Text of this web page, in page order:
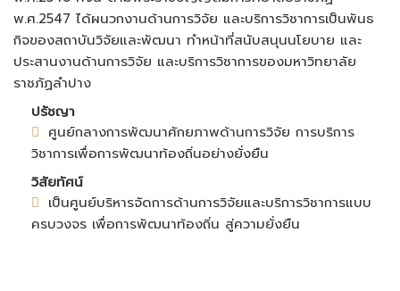
พ.ศ.2547 ได้ผนวกงานด้านการวิจัย และบริการวิชาการเป็นพันธ
กิจของสถาบันวิจัยและพัฒนา ทำหน้าที่สนับสนุนนโยบาย และ
ประสานงานด้านการวิจัย และบริการวิชาการของมหาวิทยาลัย
ราชภัฏลำปาง
ปรัชญา
ศูนย์กลางการพัฒนาศักยภาพด้านการวิจัย การบริการ
วิชาการเพื่อการพัฒนาท้องถิ่นอย่างยั่งยืน
วิสัยทัศน์
เป็นศูนย์บริหารจัดการด้านการวิจัยและบริการวิชาการแบบ
ครบวงจร เพื่อการพัฒนาท้องถิ่น สู่ความยั่งยืน